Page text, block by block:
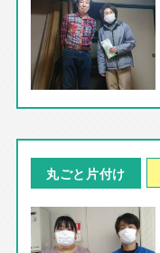
丸ごと片付け